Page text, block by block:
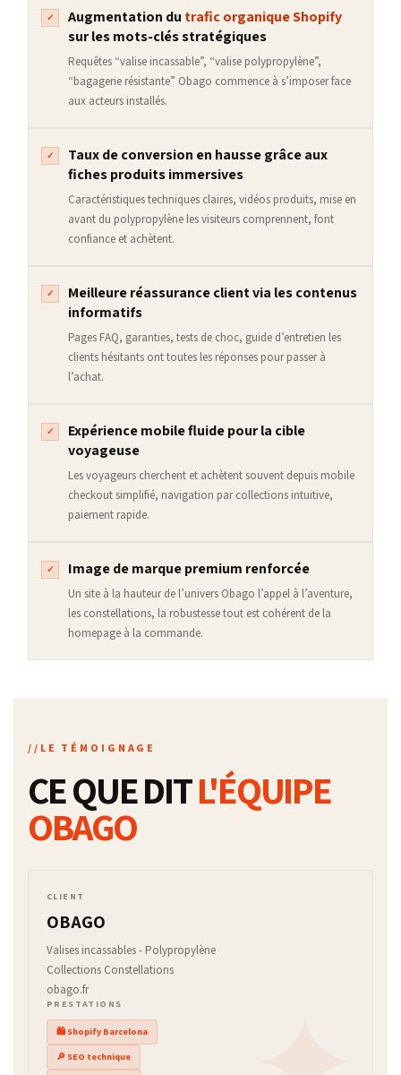
✓ Augmentation du trafic organique Shopify
sur les mots-clés stratégiques
Requêtes “valise incassable”, “valise polypropylène”,
“bagagerie résistante” Obago commence à s’imposer face
aux acteurs installés.
✓
Taux de conversion en hausse grâce aux
fiches produits immersives
Caractéristiques techniques claires, vidéos produits, mise en
avant du polypropylène les visiteurs comprennent, font
confiance et achètent.
✓
Meilleure réassurance client via les contenus
informatifs
Pages FAQ, garanties, tests de choc, guide d’entretien les
clients hésitants ont toutes les réponses pour passer à
l’achat.
✓
Expérience mobile fluide pour la cible
voyageuse
Les voyageurs cherchent et achètent souvent depuis mobile
checkout simplifié, navigation par collections intuitive,
paiement rapide.
✓ Image de marque premium renforcée
Un site à la hauteur de l’univers Obago l’appel à l’aventure,
les constellations, la robustesse tout est cohérent de la
homepage à la commande.
LE TÉMOIGNAGE
CE QUE DITL'ÉQUIPE
OBAGO
CLIENT
OBAGO
Valises incassables - Polypropylène
Collections Constellations
obago.fr
PRESTATIONS
🛍 Shopify Barcelona
🔎 SEO technique